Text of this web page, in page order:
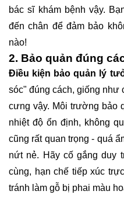
bác sĩ khám bệnh vậy.
đến chân để đảm bảo
nào!
2. Bảo quản đúng
Điều kiện bảo quản lý
sóc" đúng cách, giống như
cưng vậy. Môi trường bảo
nhiệt độ ổn định, không
cũng rất quan trọng - quá
nứt nẻ. Hãy cố gắng duy
cùng, hạn chế tiếp xúc
tránh làm gỗ bị phai màu